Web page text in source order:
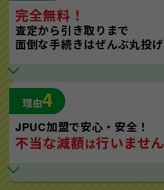
完全無料！
査定から引き取りまで
面倒な手続きはぜんぶ丸投げ
理由4
JPUC加盟で安心・安全！
不当な減額は行いません